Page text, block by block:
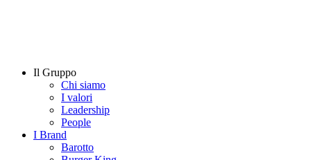
Il Gruppo
Chi siamo
I valori
Leadership
People
I Brand
Barotto